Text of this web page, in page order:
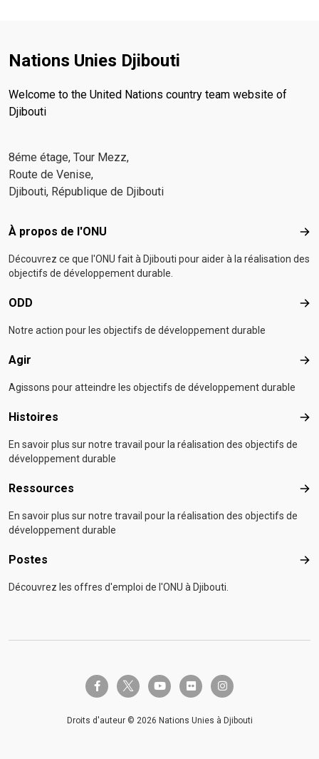
Nations Unies Djibouti
Welcome to the United Nations country team website of
Djibouti
8éme étage, Tour Mezz,
Route de Venise,
Djibouti, République de Djibouti
Footer menu
À propos de l'ONU À
Découvrez ce que l'ONU fait à Djibouti pour aider à la réalisation des
objectifs de développement durable.
ODD
Notre action pour les objectifs de développement durable
Agir Agir
Agissons pour atteindre les objectifs de développement durable
Histoires
En savoir plus sur notre travail pour la réalisation des objectifs de
développement durable
Ressources
En savoir plus sur notre travail pour la réalisation des objectifs de
développement durable
Postes
Découvrez les offres d'emploi de l'ONU à Djibouti.
facebook-ftwitter-x youtube flickr instagram
Droits d'auteur © 2026 Nations Unies à Djibouti